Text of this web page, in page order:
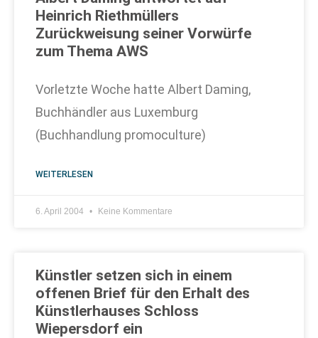
Heinrich Riethmüllers
Zurückweisung seiner Vorwürfe
zum Thema AWS
Vorletzte Woche hatte Albert Daming,
Buchhändler aus Luxemburg
(Buchhandlung promoculture)
WEITERLESEN
6. April 2004 Keine Kommentare
Künstler setzen sich in einem
offenen Brief für den Erhalt des
Künstlerhauses Schloss
Wiepersdorf ein